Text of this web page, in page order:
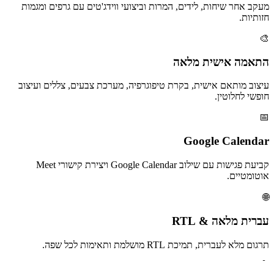
מעקב אחר שיחות, לידים, המרות וביצועי ווידג'טים עם גרפים ומגמות
חזותיות.
🎨
התאמה אישית מלאה
עיצוב מותאם אישית, בקרת טיפוגרפיה, מערכת צבעים, צללים ועיצוב
חופשי לחלוטין.
📅
Google Calendar
קביעת פגישות עם שילוב Google Calendar ויצירת קישורי Meet
אוטומטיים.
🌐
עברית מלאה & RTL
תרגום מלא לעברית, תמיכת RTL מושלמת ותאימות לכל שפה.